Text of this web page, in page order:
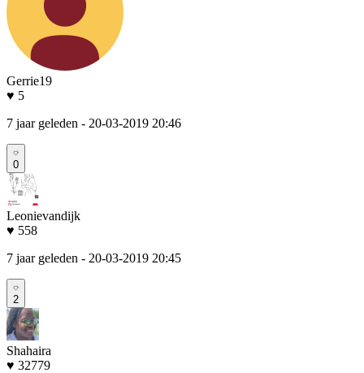
Gerrie19
♥ 5
7 jaar geleden - 20-03-2019 20:46
0
Leonievandijk
♥ 558
7 jaar geleden - 20-03-2019 20:45
2
Shahaira
♥ 32779